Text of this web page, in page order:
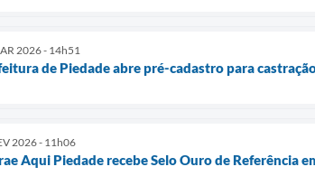
2026 - 14h51
de Piedade abre pré-cadastro para
2026 - 11h06
Aqui Piedade recebe Selo Ouro de Referência